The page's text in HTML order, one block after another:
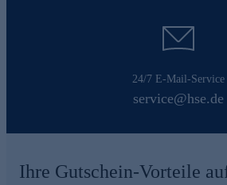
24/7 E-Mail-Service
service@hse.de
Ihre Gutschein-Vorteile